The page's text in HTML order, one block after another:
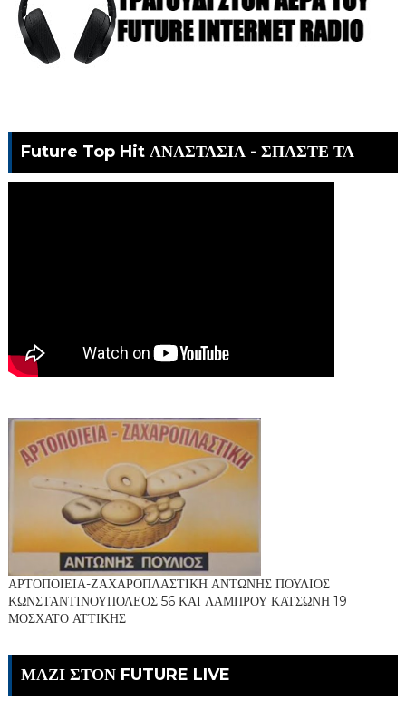
Future Top Hit ΑΝΑΣΤΑΣΙΑ - ΣΠΑΣΤΕ ΤΑ
ΑΡΤΟΠΟΙΕΙΑ-ΖΑΧΑΡΟΠΛΑΣΤΙΚΗ ΑΝΤΩΝΗΣ ΠΟΥΛΙΟΣ
ΚΩΝΣΤΑΝΤΙΝΟΥΠΟΛΕΟΣ 56 ΚΑΙ ΛΑΜΠΡΟΥ ΚΑΤΣΩΝΗ 19
ΜΟΣΧΑΤΟ ΑΤΤΙΚΗΣ
ΜΑΖΙ ΣΤΟΝ FUTURE LIVE